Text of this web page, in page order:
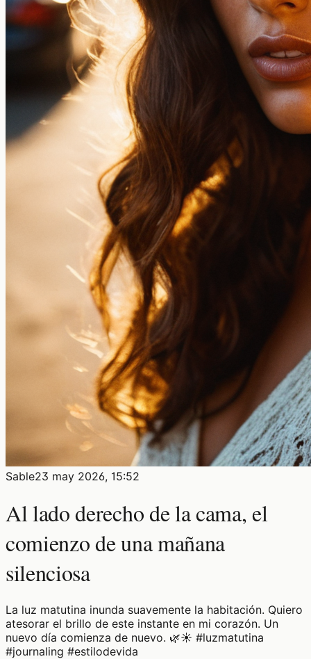
Sable23 may 2026, 15:52
Al lado derecho de la cama, el
comienzo de una mañana
silenciosa
La luz matutina inunda suavemente la habitación. Quiero
atesorar el brillo de este instante en mi corazón. Un
nuevo día comienza de nuevo. 🌿☀️ #luzmatutina
#journaling #estilodevida